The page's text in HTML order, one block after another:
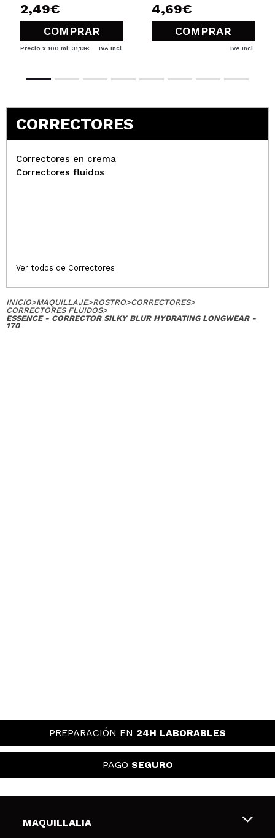
2,49€
COMPRAR
Precio x 100 ml: 31,13€ IVA Incl.
4,69€
COMPRAR
IVA Incl.
CORRECTORES
Correctores en crema
Correctores fluidos
Ver todos de Correctores
INICIO>MAQUILLAJE>ROSTRO>CORRECTORES>
CORRECTORES FLUIDOS>
ESSENCE - CORRECTOR SILKY BLUR HYDRATING LONGWEAR -
170
PREPARACIÓN EN 24H LABORABLES
PAGO SEGURO
MAQUILLALIA